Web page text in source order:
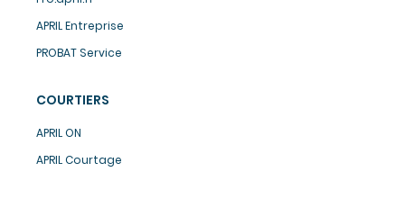
APRIL Entreprise
PROBAT Service
COURTIERS
APRIL ON
APRIL Courtage